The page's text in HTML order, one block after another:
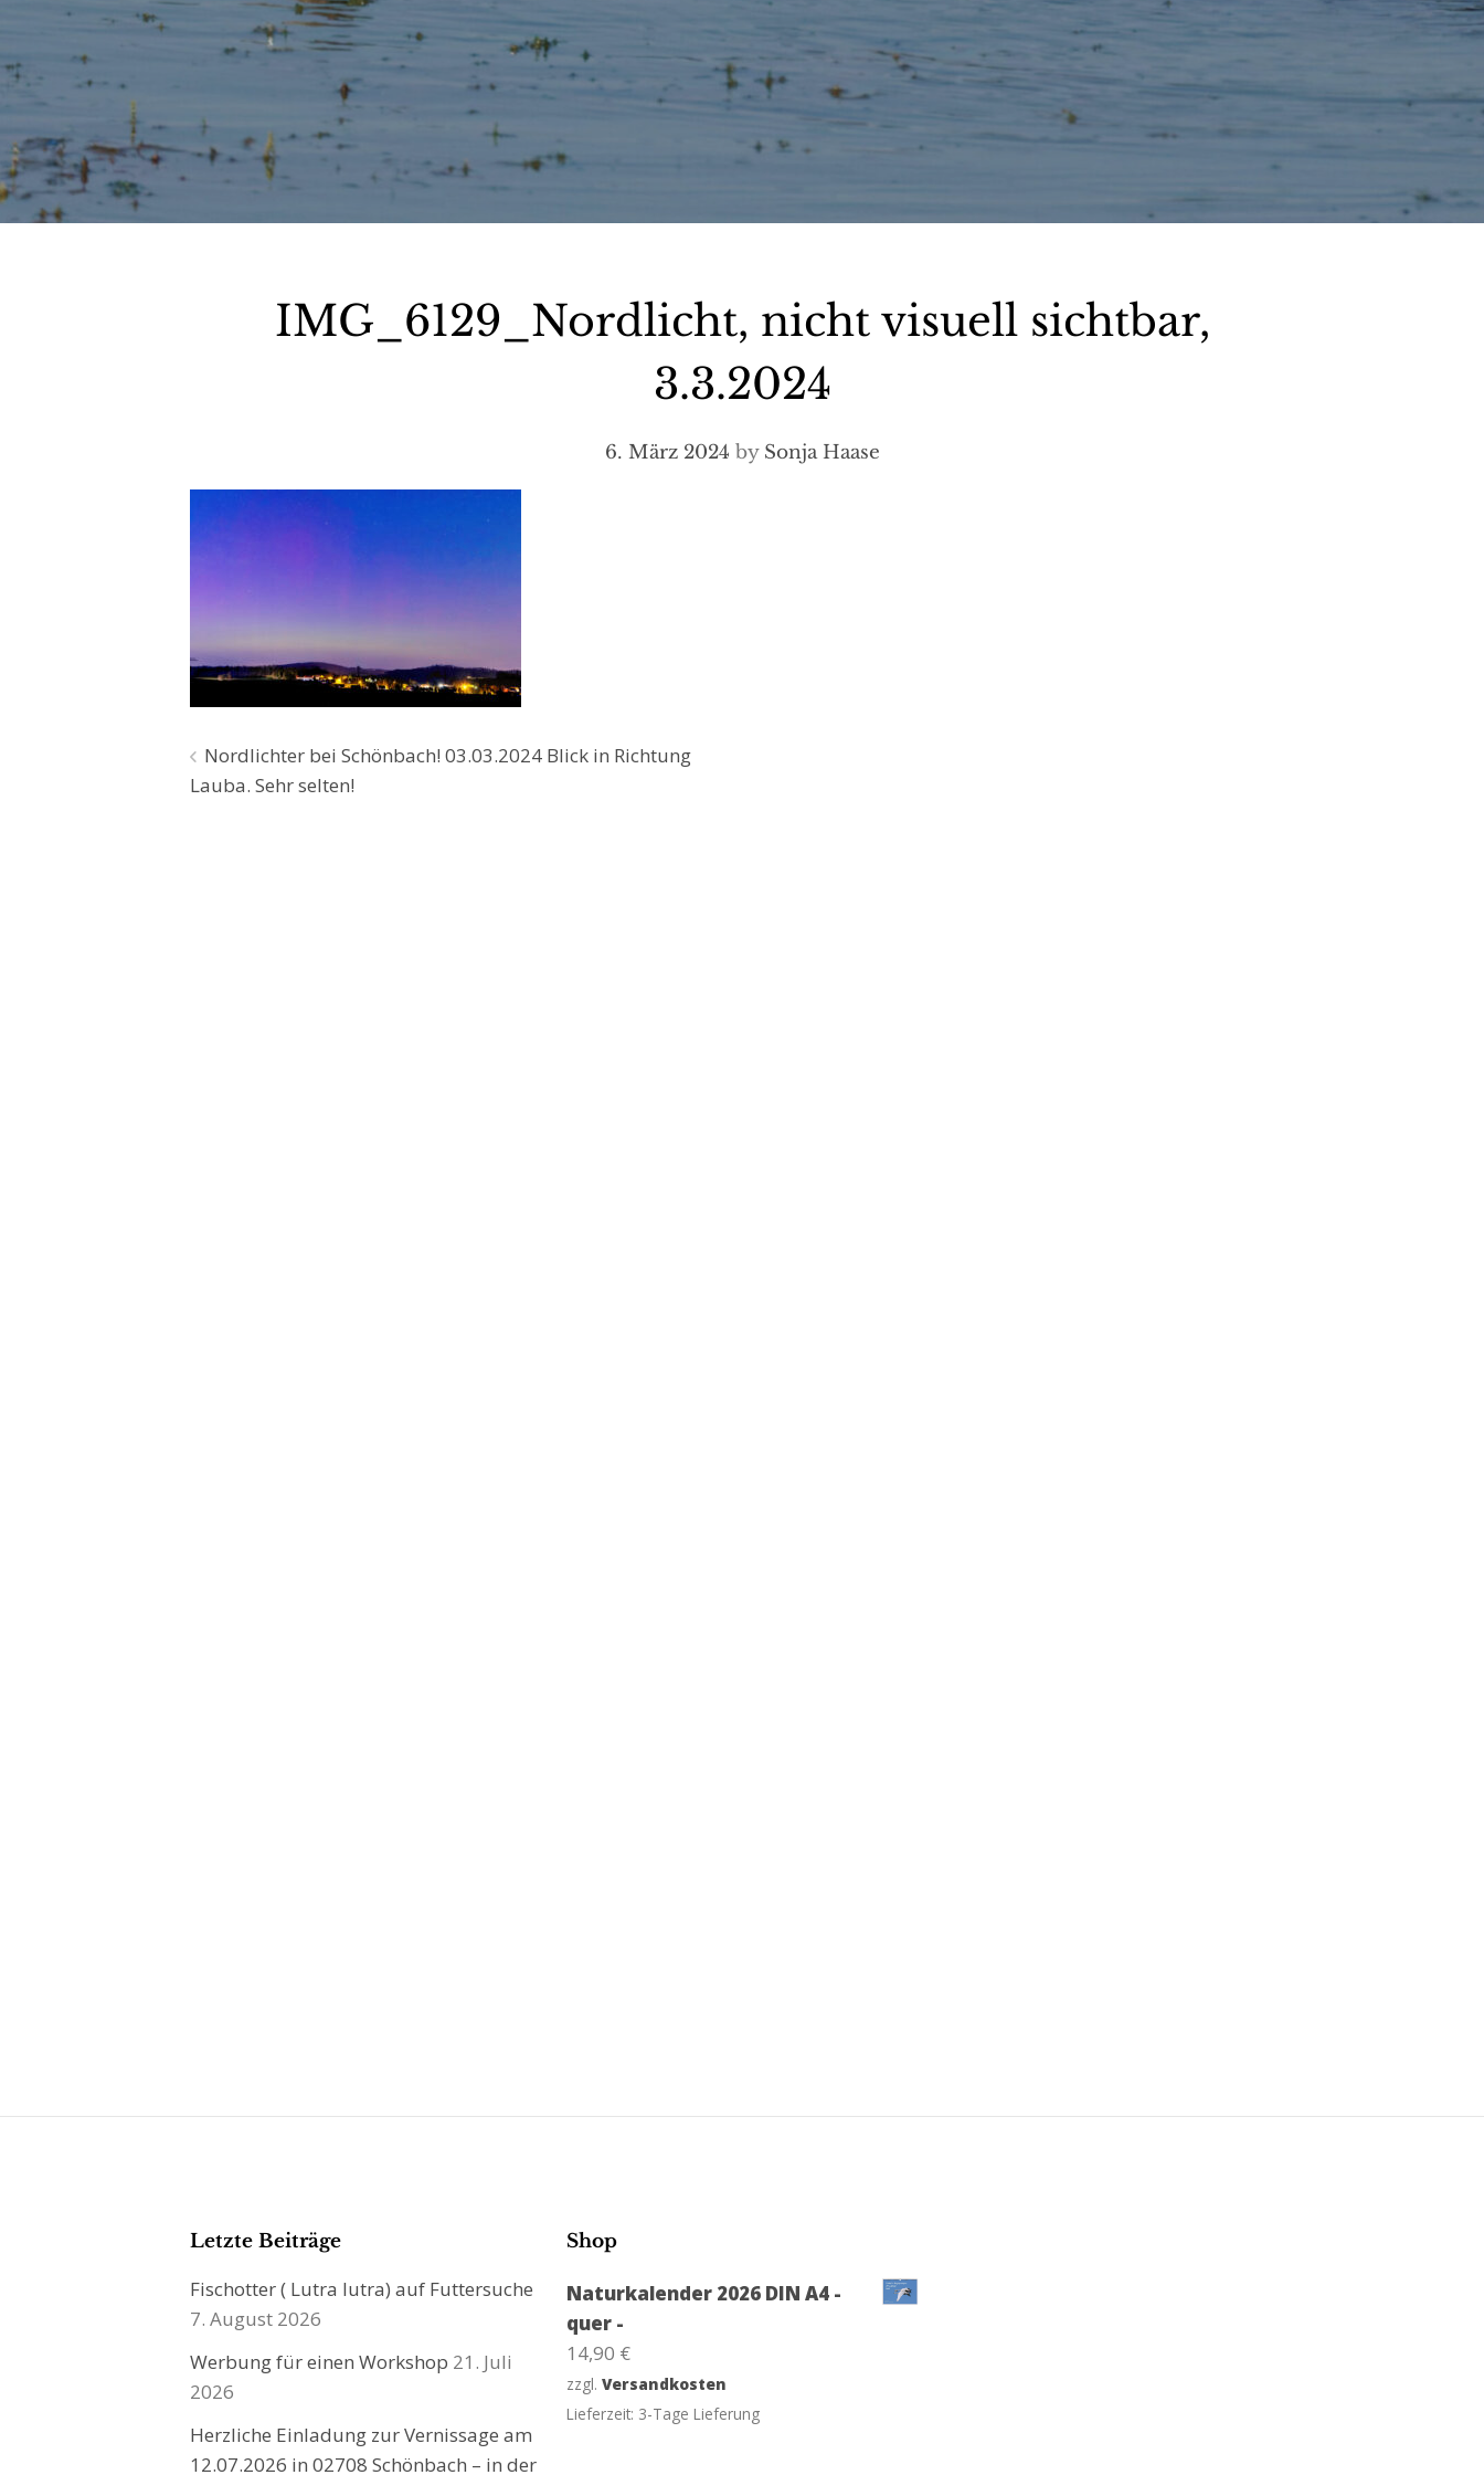
IMG_6129_Nordlicht, nicht visuell sichtbar,
3.3.2024
6. März 2024 by Sonja Haase
Beitragsnavigation
Nordlichter bei Schönbach! 03.03.2024 Blick in Richtung
Lauba. Sehr selten!
Letzte Beiträge
Fischotter ( Lutra lutra) auf Futtersuche
7. August 2026
Werbung für einen Workshop 21. Juli
2026
Herzliche Einladung zur Vernissage am
12.07.2026 in 02708 Schönbach – in der
Shop
Naturkalender 2026 DIN A4 -
quer -
14,90 €
zzgl.Versandkosten
Lieferzeit: 3-Tage Lieferung